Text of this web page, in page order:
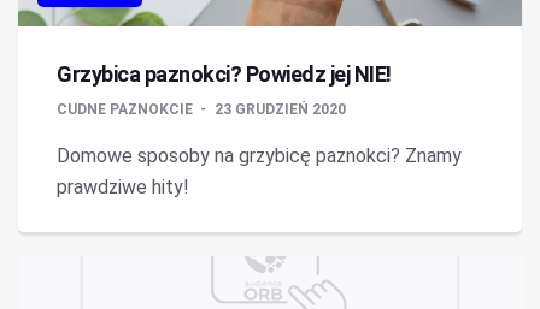
Grzybica paznokci? Powiedz jej NIE!
CUDNE PAZNOKCIE 23 GRUDZIEŃ 2020
Domowe sposoby na grzybicę paznokci? Znamy
prawdziwe hity!